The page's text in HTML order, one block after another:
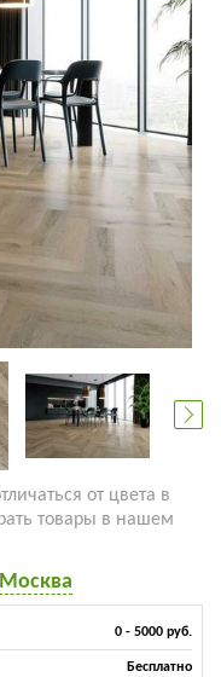
от цвета в
товары в нашем
Москва
0 - 5000 руб.
Бесплатно